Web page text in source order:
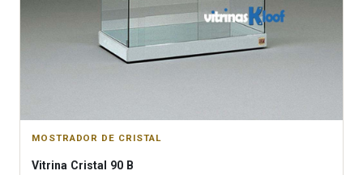
MOSTRADOR DE CRISTAL
Vitrina Cristal 90 B